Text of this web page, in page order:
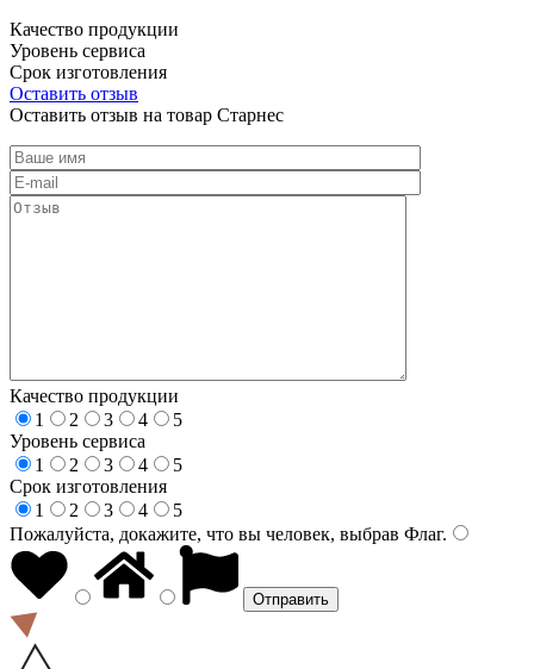
Качество продукции
Уровень сервиса
Срок изготовления
Оставить отзыв
Оставить отзыв на товар Старнес
Качество продукции
1
2 3 4
5
Уровень сервиса
1
2 3 4
5
Срок изготовления
1
2 3 4
5
Пожалуйста, докажите, что вы человек, выбрав Флаг.